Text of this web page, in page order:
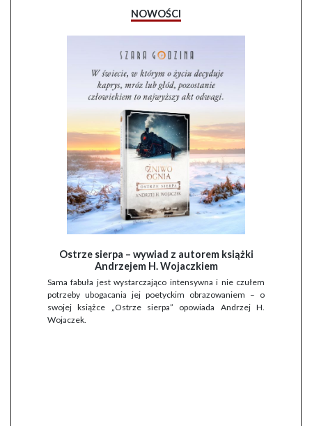
NOWOŚCI
Ostrze sierpa – wywiad z autorem książki
Andrzejem H. Wojaczkiem
Sama fabuła jest wystarczająco intensywna i nie czułem
potrzeby ubogacania jej poetyckim obrazowaniem – o
swojej książce „Ostrze sierpa” opowiada Andrzej H.
Wojaczek.